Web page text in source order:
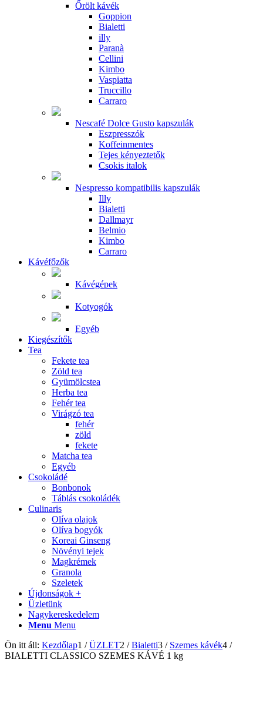
Őrölt kávék
Goppion
Bialetti
illy
Paranà
Cellini
Kimbo
Vaspiatta
Truccillo
Carraro
Nescafé Dolce Gusto kapszulák
Eszpresszók
Koffeinmentes
Tejes kényeztetők
Csokis italok
Nespresso kompatibilis kapszulák
Illy
Bialetti
Dallmayr
Belmio
Kimbo
Carraro
Kávéfőzők
Kávégépek
Kotyogók
Egyéb
Kiegészítők
Tea
Fekete tea
Zöld tea
Gyümölcstea
Herba tea
Fehér tea
Virágzó tea
fehér
zöld
fekete
Matcha tea
Egyéb
Csokoládé
Bonbonok
Táblás csokoládék
Culinaris
Olíva olajok
Olíva bogyók
Koreai Ginseng
Növényi tejek
Magkrémek
Granola
Szeletek
Újdonságok +
Üzletünk
Nagykereskedelem
Menu Menu
Ön itt áll: Kezdőlap1 / ÜZLET2 / Bialetti3 / Szemes kávék4 /
BIALETTI CLASSICO SZEMES KÁVÉ 1 kg